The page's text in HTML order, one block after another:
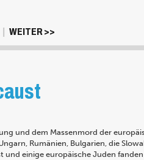
WEITER >>
und dem Massenmord der
Rumänien, Bulgarien, die
einige europäische Juden